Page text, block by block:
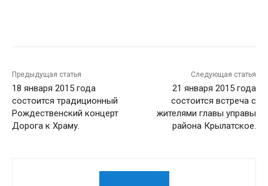
Предыдущая статья
18 января 2015 года
состоится традиционный
Рождественский концерт
Дорога к Храму.
Следующая статья
21 января 2015 года
состоится встреча с
жителями главы управы
района Крылатское.